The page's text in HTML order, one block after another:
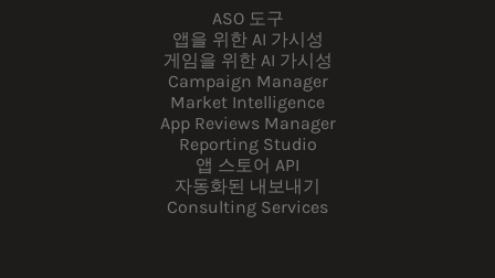
ASO 도구
앱을 위한 AI 가시성
게임을 위한 AI 가시성
Campaign Manager
Market Intelligence
App Reviews Manager
Reporting Studio
앱 스토어 API
자동화된 내보내기
Consulting Services